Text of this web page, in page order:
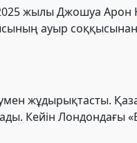
жылы Джошуа Арон
ауыр
жұдырықтасты.
Кейін Лондондағы